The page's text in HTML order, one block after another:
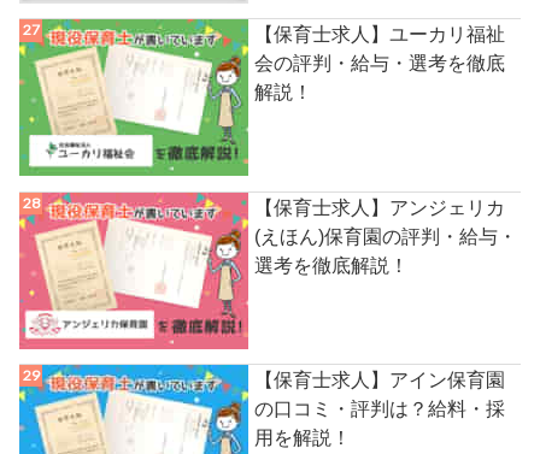
【保育士求人】ユーカリ福祉
会の評判・給与・選考を徹底
解説！
【保育士求人】アンジェリカ
(えほん)保育園の評判・給与・
選考を徹底解説！
【保育士求人】アイン保育園
の口コミ・評判は？給料・採
用を解説！